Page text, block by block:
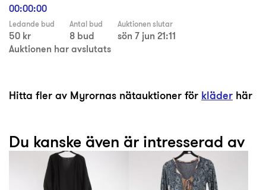
00:00:00
Ledande bud
50 kr
Antal bud
8 bud
Auktionen slutar
sön 7 jun 21:11
Auktionen har avslutats
Hitta fler av Myrornas nätauktioner för kläder här
Du kanske även är intresserad av